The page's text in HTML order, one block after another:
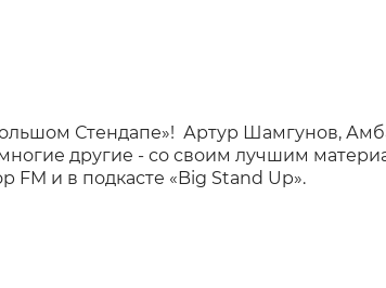
Стендапе»! Артур Шамгунов,
другие - со своим лучшим
и в подкасте «Big Stand Up».